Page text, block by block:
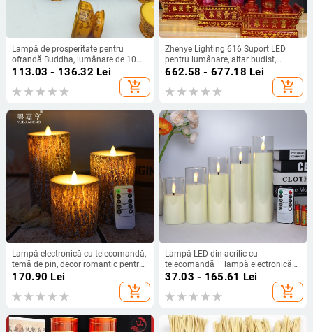
Lampă de prosperitate pentru
ofrandă Buddha, lumânare de 10
ore cu carcasă metalică, lampă de
unt pentru uz casnic, fără fum
113.03 - 136.32 Lei
add_shopping_cart
Zhenye Lighting 616 Suport LED
pentru lumânare, altar budist,
lampă de masă cu design de lotus
662.58 - 677.18 Lei
add_shopping_cart
Lampă electronică cu telecomandă,
temă de pin, decor romantic pentru
ziua de naștere și cererea în
căsătorie, lumină LED de noapte cu
aspect de parafină
170.90 Lei
add_shopping_cart
Lampă LED din acrilic cu
telecomandă – lampă electronică
pentru decor de petrecere
37.03 - 165.61 Lei
add_shopping_cart